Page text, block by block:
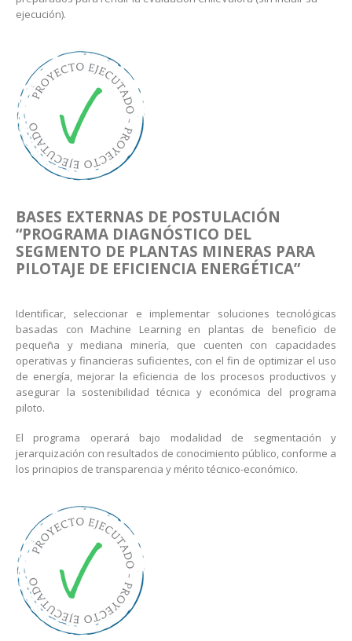
ejecución).
BASES EXTERNAS DE POSTULACIÓN
“PROGRAMA DIAGNÓSTICO DEL
SEGMENTO DE PLANTAS MINERAS PARA
PILOTAJE DE EFICIENCIA ENERGÉTICA”
Identificar, seleccionar e implementar soluciones tecnológicas
basadas con Machine Learning en plantas de beneficio de
pequeña y mediana minería, que cuenten con capacidades
operativas y financieras suficientes, con el fin de optimizar el uso
de energía, mejorar la eficiencia de los procesos productivos y
asegurar la sostenibilidad técnica y económica del programa
piloto.
El programa operará bajo modalidad de segmentación y
jerarquización con resultados de conocimiento público, conforme a
los principios de transparencia y mérito técnico-económico.